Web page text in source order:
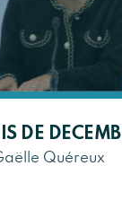
DE
Quéreux